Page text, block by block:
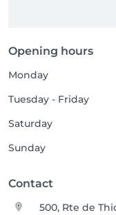
Opening hours
Monday
Tuesday - Friday
Saturday
Sunday
Contact
500, Rte de